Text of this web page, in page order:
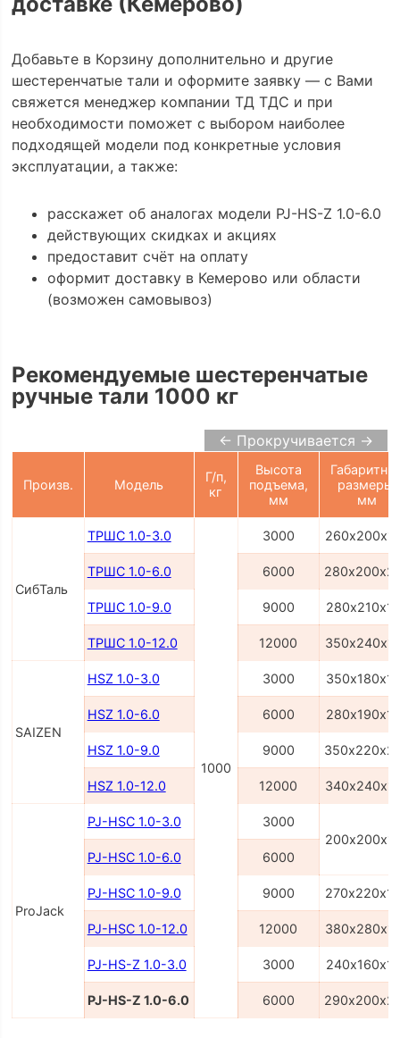
Добавьте в Корзину дополнительно и другие
шестеренчатые тали и оформите заявку — с Вами
свяжется менеджер компании ТД ТДС и при
необходимости поможет с выбором наиболее
подходящей модели под конкретные условия
эксплуатации, а также:
расскажет об аналогах модели PJ-HS-Z 1.0-6.0
действующих скидках и акциях
предоставит счёт на оплату
оформит доставку в Кемерово или области
(возможен самовывоз)
Рекомендуемые шестеренчатые
ручные тали 1000 кг
← Прокручивается →
Произв. Модель
Г/п,
кг
Высота
подъема,
мм
размеры,
мм
СибТаль
ТРШС 1.0-3.0
1000
3000
ТРШС 1.0-6.0 6000
ТРШС 1.0-9.0 9000
ТРШС 1.0-12.0 12000
SAIZEN
HSZ 1.0-3.0 3000
HSZ 1.0-6.0 6000
HSZ 1.0-9.0 9000
HSZ 1.0-12.0 12000
ProJack
PJ-HSC 1.0-3.0
3000
PJ-HSC 1.0-6.0
6000
PJ-HSC 1.0-9.0 9000
PJ-HSC 1.0-12.0 12000
PJ-HS-Z 1.0-3.0 3000
PJ-HS-Z 1.0-6.0 6000